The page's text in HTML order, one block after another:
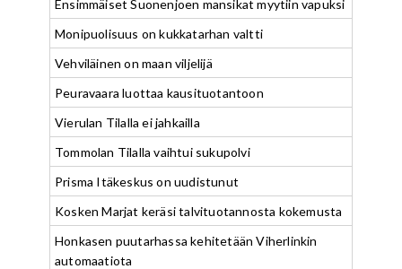
Ensimmäiset Suonenjoen mansikat myytiin vapuksi
Monipuolisuus on kukkatarhan valtti
Vehviläinen on maan viljelijä
Peuravaara luottaa kausituotantoon
Vierulan Tilalla ei jahkailla
Tommolan Tilalla vaihtui sukupolvi
Prisma Itäkeskus on uudistunut
Kosken Marjat keräsi talvituotannosta kokemusta
Honkasen puutarhassa kehitetään Viherlinkin
automaatiota